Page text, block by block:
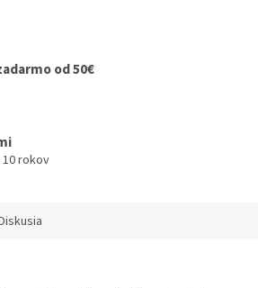
od 50€
rokov